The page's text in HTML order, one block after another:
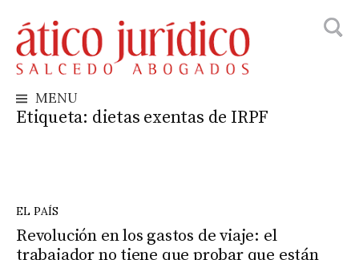
to
content
MENU
Etiqueta: dietas exentas de IRPF
EL PAÍS
Revolución en los gastos de viaje: el
trabajador no tiene que probar que están